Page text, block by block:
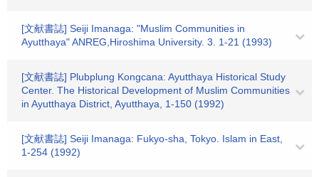
[文献書誌] Seiji Imanaga: "Muslim Communities in
Ayutthaya" ANREG,Hiroshima University. 3. 1-21 (1993)
[文献書誌] Plubplung Kongcana: Ayutthaya Historical Study
Center. The Historical Development of Muslim Communities
in Ayutthaya District, Ayutthaya, 1-150 (1992)
[文献書誌] Seiji Imanaga: Fukyo-sha, Tokyo. Islam in East,
1-254 (1992)